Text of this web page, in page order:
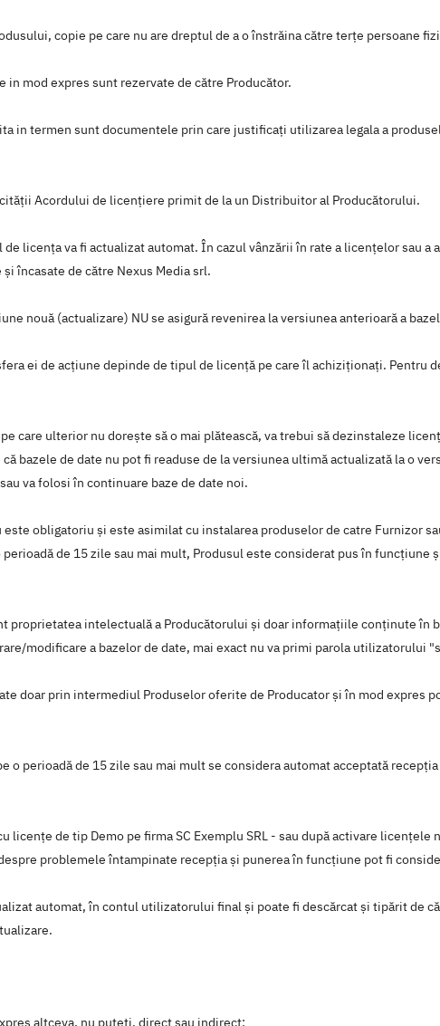
copie pe care nu are dreptul de a o înstrăina către terțe persoane
mod expres sunt rezervate de către Producător.
in termen sunt documentele prin care justificați utilizarea legala a
Acordului de licențiere primit de la un Distribuitor al Producătorului.
licența va fi actualizat automat. În cazul vânzării în rate a licențelor sau
încasate de către Nexus Media srl.
nouă (actualizare) NU se asigură revenirea la versiunea anterioară a
ei de acțiune depinde de tipul de licență pe care îl achiziționați. Pentru
care ulterior nu doreşte să o mai plătească, va trebui să dezinstaleze
bazele de date nu pot fi readuse de la versiunea ultimă actualizată la o
va folosi în continuare baze de date noi.
obligatoriu şi este asimilat cu instalarea produselor de catre Furnizor
de 15 zile sau mai mult, Produsul este considerat pus în funcţiune
proprietatea intelectuală a Producătorului şi doar informaţiile conţinute în
modificare a bazelor de date, mai exact nu va primi parola utilizatorului
doar prin intermediul Produselor oferite de Producator şi în mod expres
o perioadă de 15 zile sau mai mult se considera automat acceptată
licenţe de tip Demo pe firma SC Exemplu SRL - sau după activare
problemele întampinate recepţia şi punerea în funcţiune pot fi
automat, în contul utilizatorului final și poate fi descărcat și tipărit de
altceva, nu puteți, direct sau indirect: